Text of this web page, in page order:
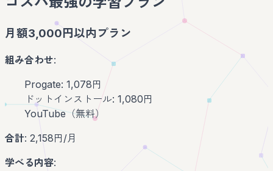
月額3,000円以内プラン
組み合わせ:
Progate: 1,078円
ドットインストール: 1,080円
YouTube（無料）
合計: 2,158円/月
学べる内容: